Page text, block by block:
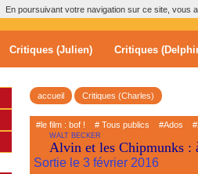
En poursuivant votre navigation sur ce site, vous
Critiques (Julien) Critiques
accueil Critiques (Charles)
#le film : bof ! # Tous publics #Ados
WALT BECKER
Alvin et les Chipmunks :
Sortie le 3 février 2016